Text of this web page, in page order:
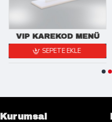
VIP KAREKOD MENÜ
SEPETE EKLE
Kurumsal